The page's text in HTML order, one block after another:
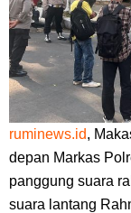
ruminews.id,
depan Markas
panggung suara
suara lantang